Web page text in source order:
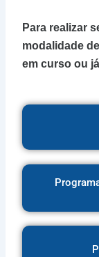
Para realizar
modalidade
em curso ou